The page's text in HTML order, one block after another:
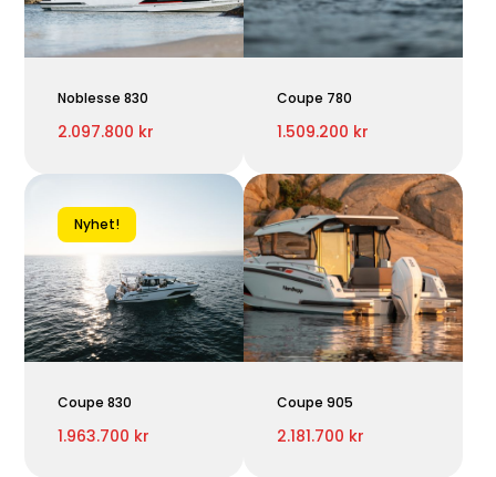
Noblesse 830
2.097.800 kr
Coupe 780
1.509.200 kr
Nyhet!
Coupe 830
1.963.700 kr
Coupe 905
2.181.700 kr